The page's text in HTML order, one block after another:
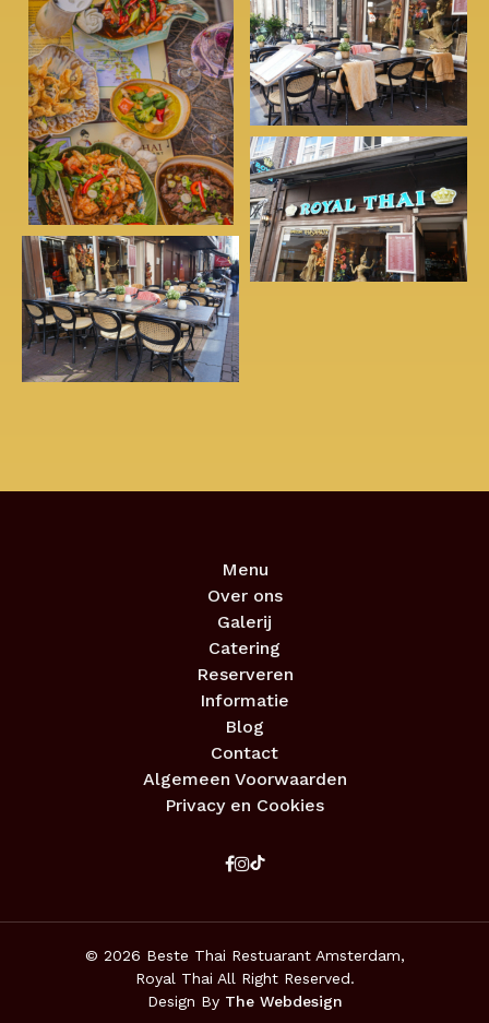
Menu
Over ons
Galerij
Catering
Reserveren
Informatie
Blog
Contact
Algemeen Voorwaarden
Privacy en Cookies
© 2026 Beste Thai Restuarant Amsterdam,
Royal Thai All Right Reserved.
Design By The Webdesign